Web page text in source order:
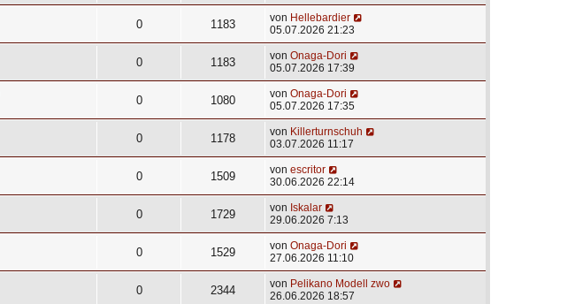
0 1183 von Hellebardier
05.07.2026 21:23
0 1183 von Onaga-Dori
05.07.2026 17:39
0 1080 von Onaga-Dori
05.07.2026 17:35
0 1178 von Killerturnschuh
03.07.2026 11:17
0 1509 von escritor
30.06.2026 22:14
0 1729 von Iskalar
29.06.2026 7:13
0 1529 von Onaga-Dori
27.06.2026 11:10
0 2344 von Pelikano Modell zwo
26.06.2026 18:57